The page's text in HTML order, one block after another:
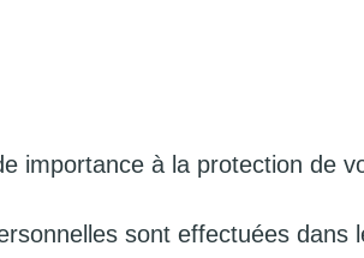
importance à la protection de
sont effectuées dans